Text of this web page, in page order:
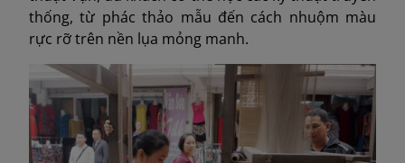
thống, từ phác thảo mẫu đến cách nhuộm màu
rực rỡ trên nền lụa mỏng manh.